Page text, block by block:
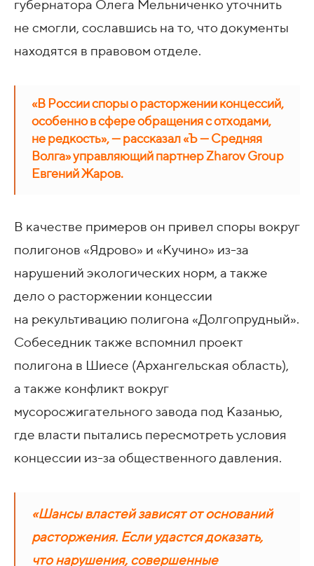
губернатора Олега Мельниченко уточнить
не смогли, сославшись на то, что документы
находятся в правовом отделе.
«В России споры о расторжении концессий,
особенно в сфере обращения с отходами,
не редкость», — рассказал «Ъ — Средняя
Волга» управляющий партнер Zharov Group
Евгений Жаров.
В качестве примеров он привел споры вокруг
полигонов «Ядрово» и «Кучино» из-за
нарушений экологических норм, а также
дело о расторжении концессии
на рекультивацию полигона «Долгопрудный».
Собеседник также вспомнил проект
полигона в Шиесе (Архангельская область),
а также конфликт вокруг
мусоросжигательного завода под Казанью,
где власти пытались пересмотреть условия
концессии из-за общественного давления.
«Шансы властей зависят от оснований
расторжения. Если удастся доказать,
что нарушения, совершенные